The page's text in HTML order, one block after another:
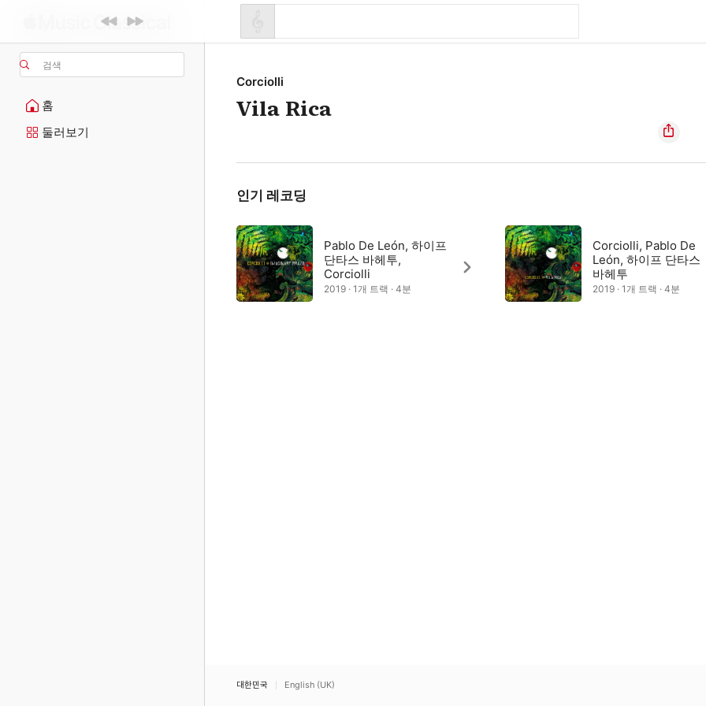
검색
홈
둘러보기
Corciolli
Vila Rica
인기 레코딩
Pablo De León, 하이프
단타스 바헤투,
Corciolli
2019 · 1개 트랙 · 4분
Corciolli, Pablo De
León, 하이프 단타스
바헤투
2019 · 1개 트랙 · 4분
대한민국 English (UK)